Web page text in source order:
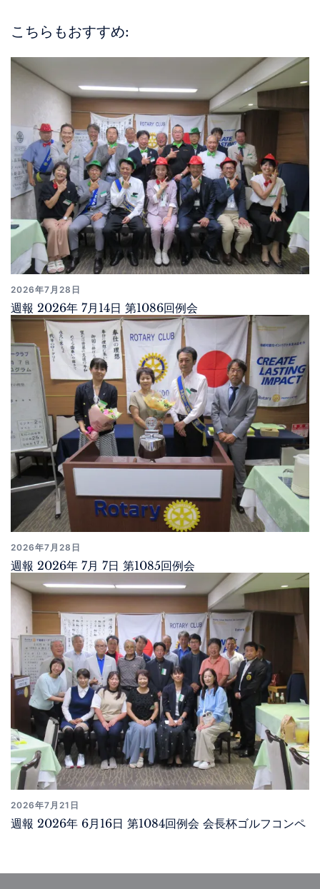
こちらもおすすめ:
2026年7月28日
週報 2026年 7月14日 第1086回例会
2026年7月28日
週報 2026年 7月 7日 第1085回例会
2026年7月21日
週報 2026年 6月16日 第1084回例会 会長杯ゴルフコンペ